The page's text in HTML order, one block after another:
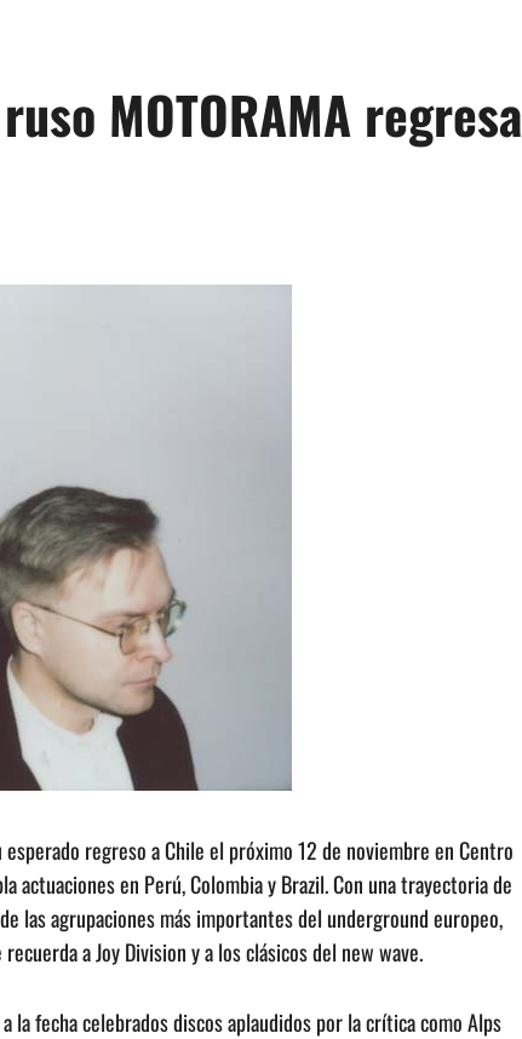
MOTORAMA regresa
regreso a Chile el próximo 12 de noviembre en Centro
actuaciones en Perú, Colombia y Brazil. Con una trayectoria de
las agrupaciones más importantes del underground europeo,
a Joy Division y a los clásicos del new wave.
la fecha celebrados discos aplaudidos por la crítica como Alps